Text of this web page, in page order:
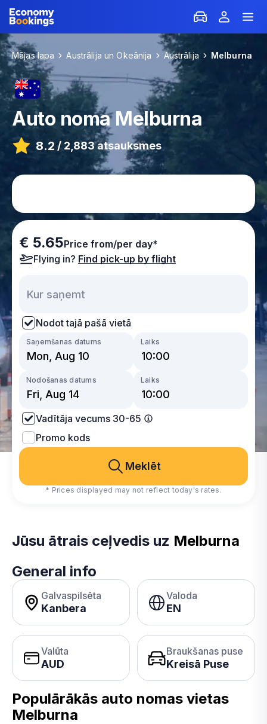
Mājas lapa Austrālija un Okeānija Austrālija Melburna
Auto nomaMelburna
8.2 / 2,883 atsauksmes
€ 5.65Price from/per day*
Flying in? Find pick-up by flight
Nodot tajā pašā vietā
Saņemšanas datums Laiks
Nodošanas datums Laiks
Vadītāja vecums 30-65
Promo kods
Meklēt
* Prices displayed may not reflect today's rates.
Jūsu ātrais ceļvedis uz Melburna
General info
Galvaspilsēta
Kanbera
Valoda
EN
Valūta
AUD
Braukšanas puse
Kreisā Puse
Populārākās auto nomas vietas
Melburna